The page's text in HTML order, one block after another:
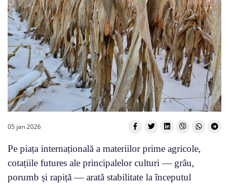
05 jan 2026
Pe piața internațională a materiilor prime agricole,
cotațiile futures ale principalelor culturi — grâu,
porumb și rapiță — arată stabilitate la începutul